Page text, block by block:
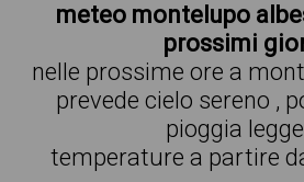
meteo montelupo
prossimi
nelle prossime ore a
prevede cielo sereno ,
pioggia
temperature a partire